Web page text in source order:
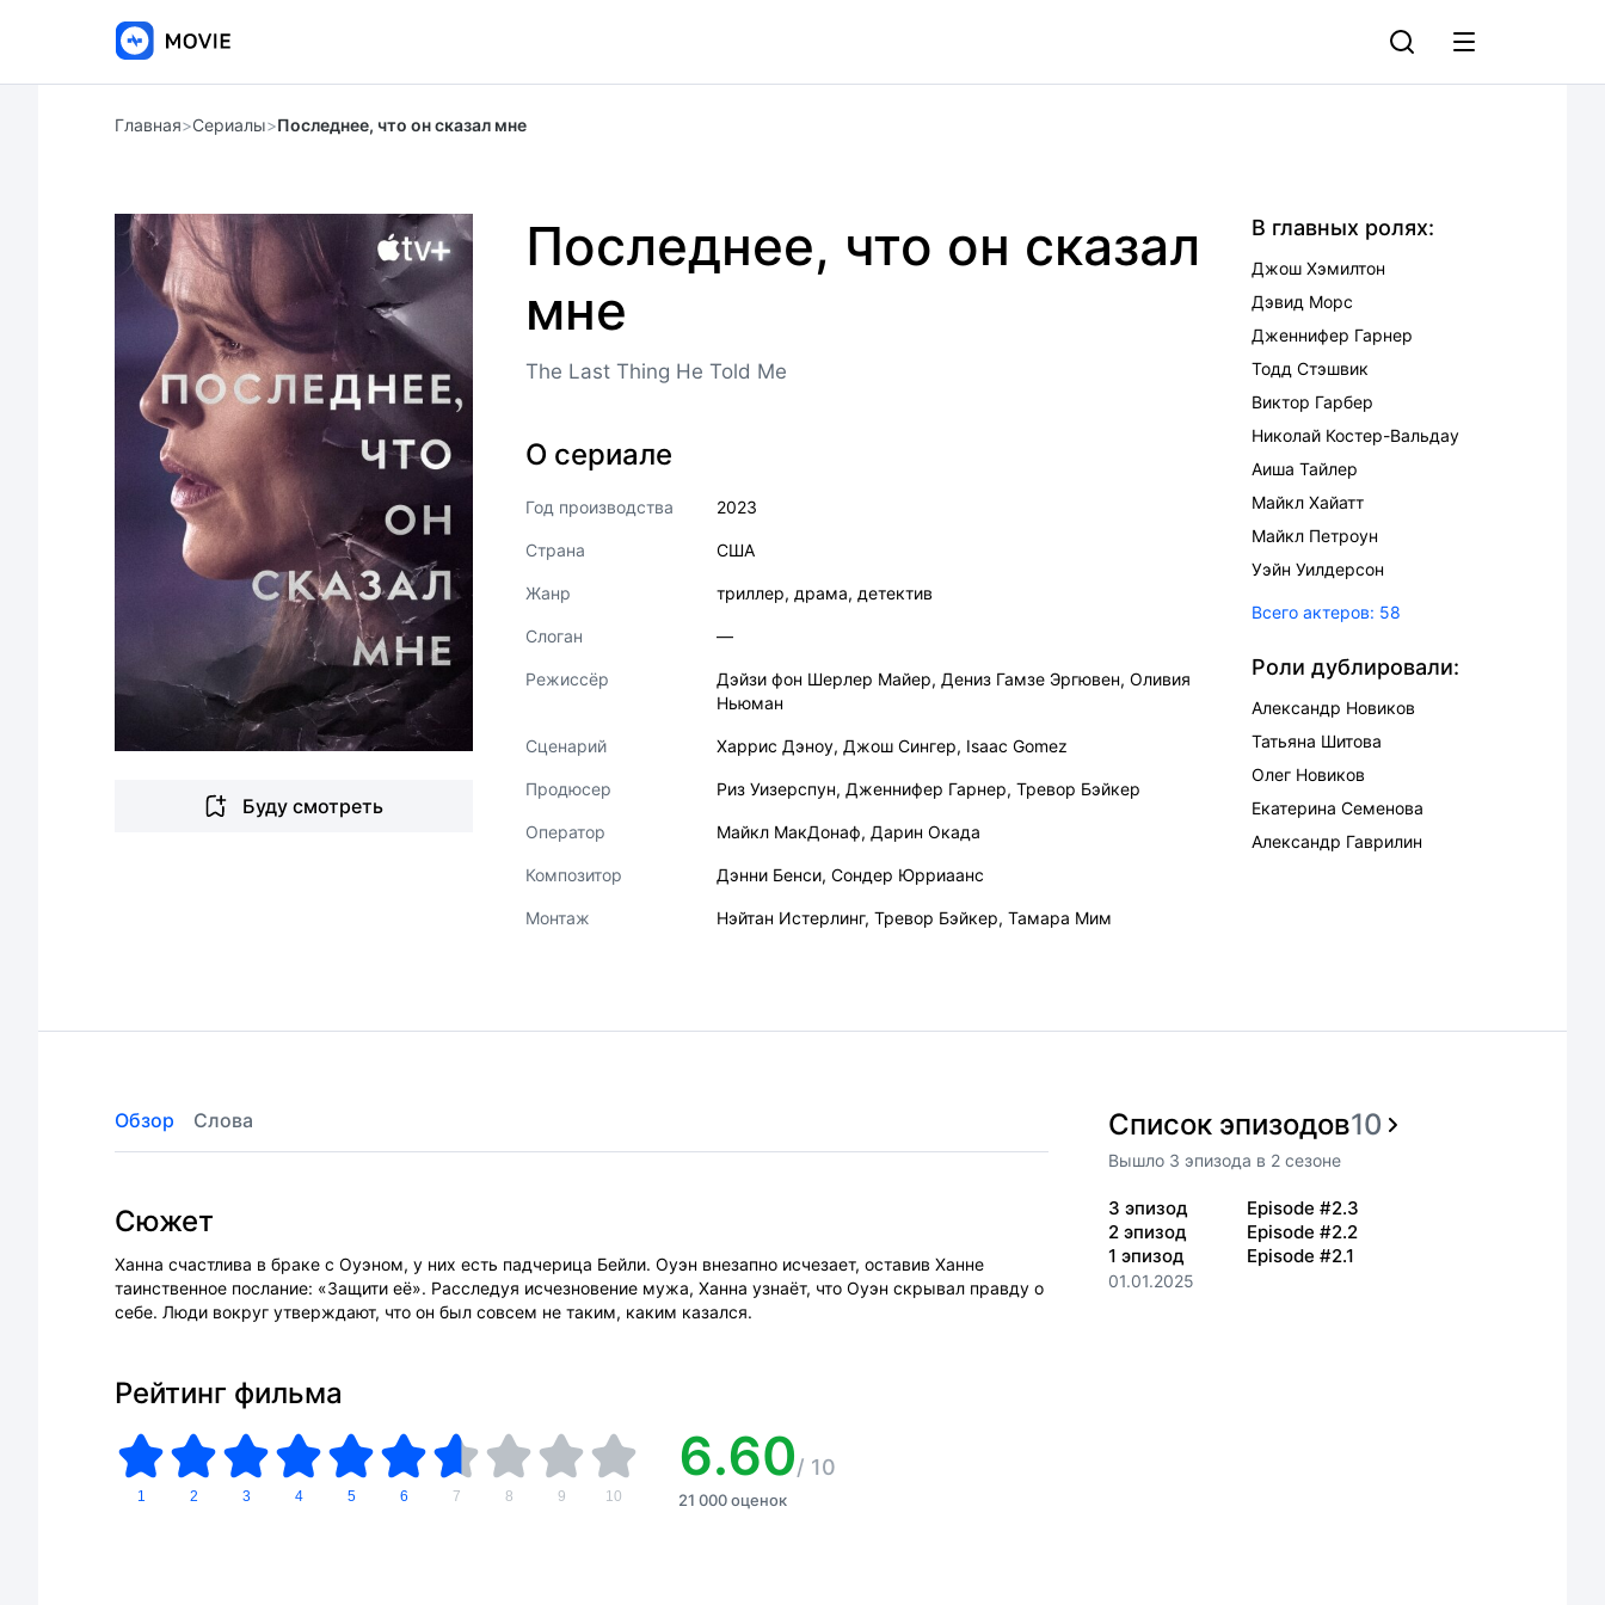
Главная>Сериалы>Последнее, что он сказал мне
Буду смотреть
Последнее, что он сказал
мне
The Last Thing He Told Me
О сериале
Год производства 2023
Страна США
Жанр триллер, драма, детектив
Слоган —
Режиссёр Дэйзи фон Шерлер Майер, Дениз Гамзе Эргювен, Оливия
Ньюман
Сценарий Харрис Дэноу, Джош Сингер, Isaac Gomez
Продюсер Риз Уизерспун, Дженнифер Гарнер, Тревор Бэйкер
Оператор Майкл МакДонаф, Дарин Окада
Композитор Дэнни Бенси, Сондер Юрриаанс
Монтаж Нэйтан Истерлинг, Тревор Бэйкер, Тамара Мим
В главных ролях:
Джош Хэмилтон
Дэвид Морс
Дженнифер Гарнер
Тодд Стэшвик
Виктор Гарбер
Николай Костер-Вальдау
Аиша Тайлер
Майкл Хайатт
Майкл Петроун
Уэйн Уилдерсон
Всего актеров: 58
Роли дублировали:
Александр Новиков
Татьяна Шитова
Олег Новиков
Екатерина Семенова
Александр Гаврилин
Обзор Слова
Сюжет
Ханна счастлива в браке с Оуэном, у них есть падчерица Бейли. Оуэн внезапно исчезает, оставив Ханне
таинственное послание: «Защити её». Расследуя исчезновение мужа, Ханна узнаёт, что Оуэн скрывал правду о
себе. Люди вокруг утверждают, что он был совсем не таким, каким казался.
Рейтинг фильма
1 2 3 4 5 6 7 8 9 10
6.60/ 10
21 000 оценок
Список эпизодов10
Вышло 3 эпизода в 2 сезоне
3 эпизод
Episode #2.3
2 эпизод
Episode #2.2
1 эпизод
01.01.2025
Episode #2.1